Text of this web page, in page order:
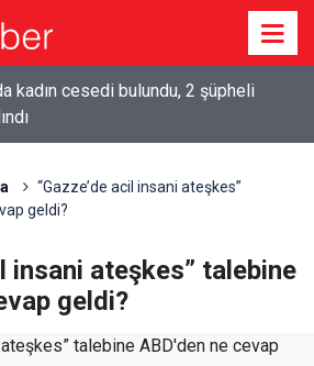
kadın cesedi bulundu, 2 şüpheli
“Gazze’de acil insani ateşkes”
geldi?
insani ateşkes” talebine
geldi?